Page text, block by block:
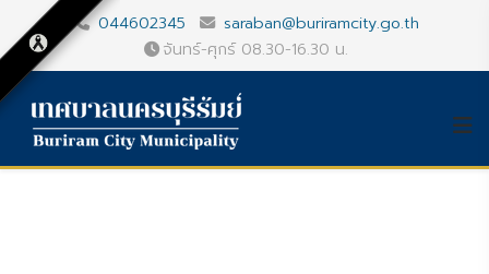
044602345
saraban@buriramcity.go.th
จันทร์-ศุกร์ 08.30-16.30 น.